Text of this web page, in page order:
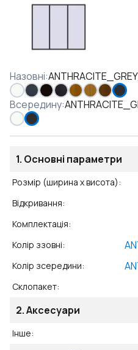
Назовні:
Всередину:
1. Основні параметри
Розмір (ширина x висота):
Відкривання:
Комплектація:
Колір ззовні:
Колір зсередини:
Склопакет:
2.Аксесуари
Інше: